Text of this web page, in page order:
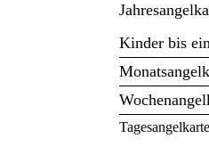
Kinder bis
Tagesangelkarte